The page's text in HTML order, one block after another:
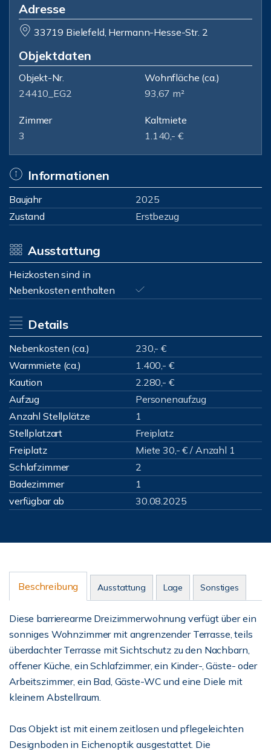
Adresse
33719 Bielefeld, Hermann-Hesse-Str. 2
Objektdaten
Objekt-Nr.
24410_EG2
Wohnfläche (ca.)
93,67 m²
Zimmer
3
Kaltmiete
1.140,- €
Informationen
Baujahr
2025
Zustand
Erstbezug
Ausstattung
Heizkosten sind in
Nebenkosten enthalten
Details
Nebenkosten (ca.)
230,- €
Warmmiete (ca.)
1.400,- €
Kaution
2.280,- €
Aufzug
Personenaufzug
Anzahl Stellplätze
1
Stellplatzart
Freiplatz
Freiplatz
Miete 30,- € / Anzahl 1
Schlafzimmer
2
Badezimmer
1
verfügbar ab
30.08.2025
Beschreibung Ausstattung Lage Sonstiges
Diese barrierearme Dreizimmerwohnung verfügt über ein
sonniges Wohnzimmer mit angrenzender Terrasse, teils
überdachter Terrasse mit Sichtschutz zu den Nachbarn,
offener Küche, ein Schlafzimmer, ein Kinder-, Gäste- oder
Arbeitszimmer, ein Bad, Gäste-WC und eine Diele mit
kleinem Abstellraum.
Das Objekt ist mit einem zeitlosen und pflegeleichten
Designboden in Eichenoptik ausgestattet. Die